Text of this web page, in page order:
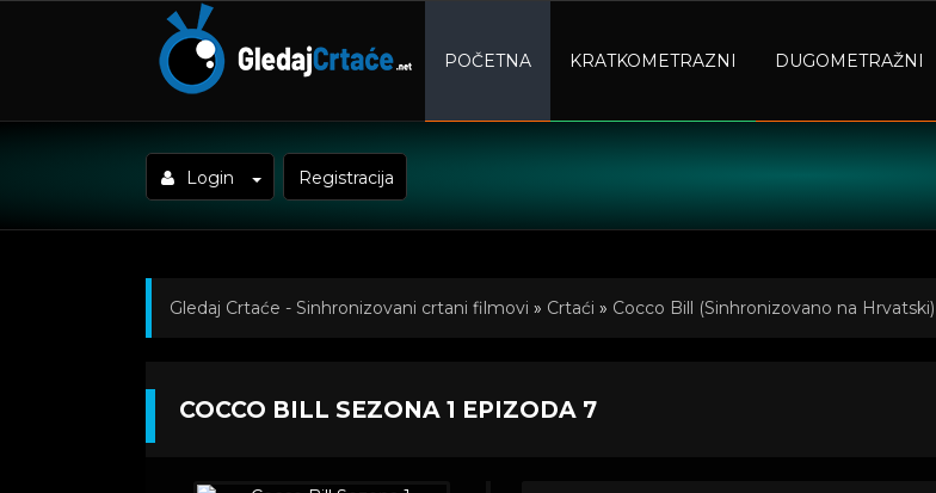
POČETNA KRATKOMETRAZNI DUGOMETRAŽNI
Login Registracija
Gledaj Crtaće - Sinhronizovani crtani filmovi » Crtaći » Cocco Bill (Sinhronizovano na Hrvatski)
COCCO BILL SEZONA 1 EPIZODA 7